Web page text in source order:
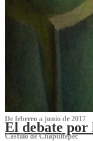
De febrero a junio de 2017
El debate por
Castillo de Chapultepec